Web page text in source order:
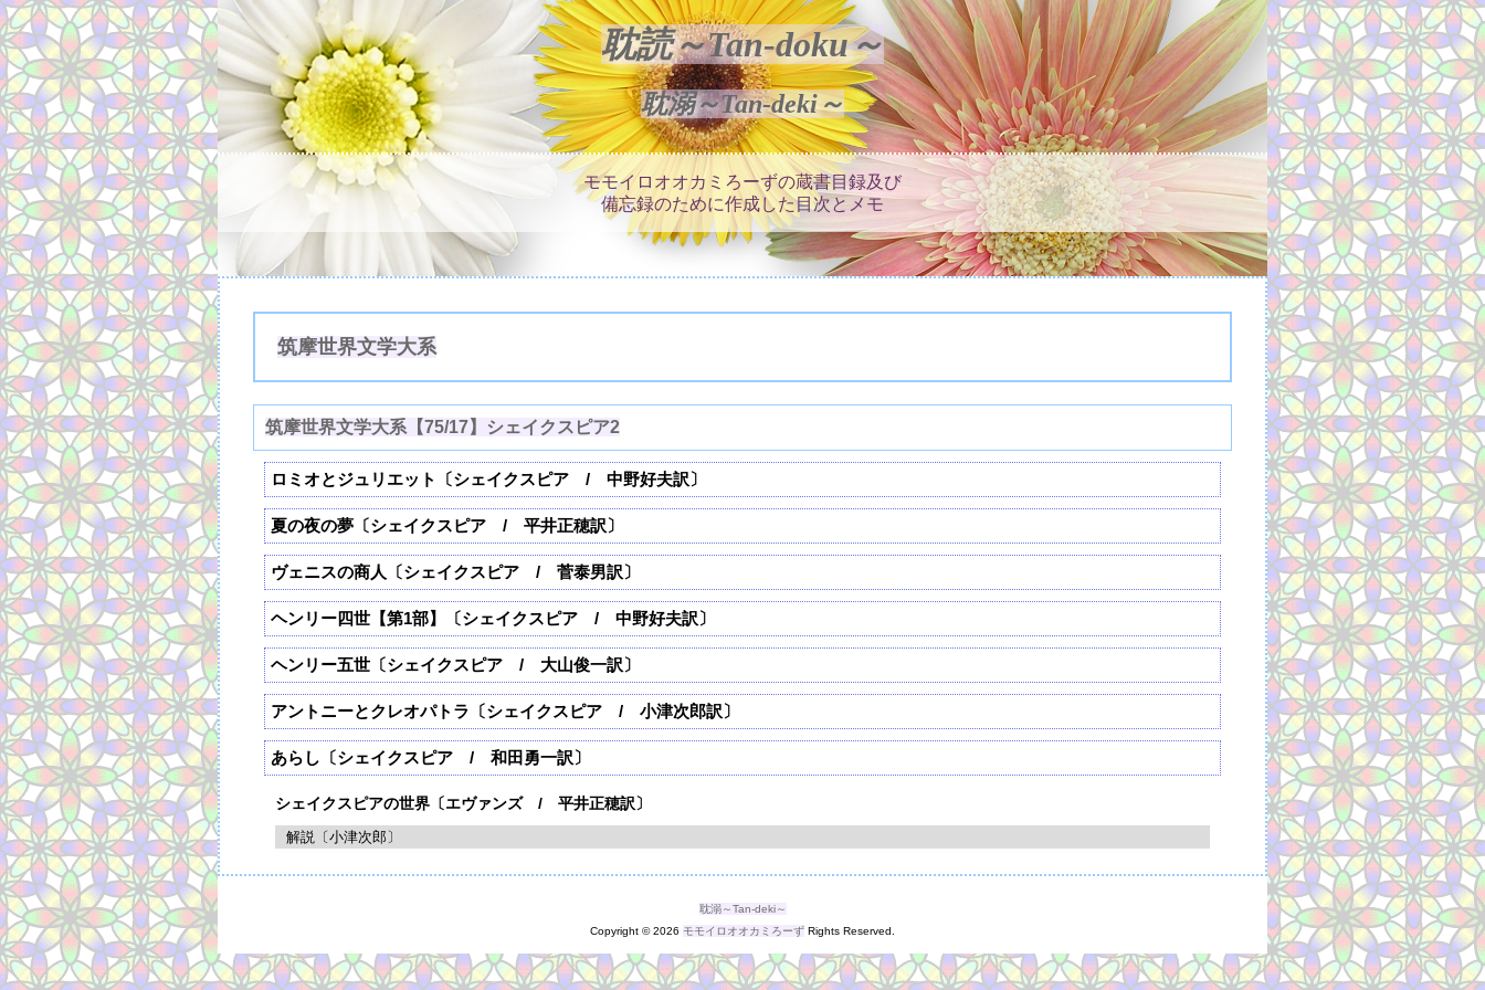
耽読～Tan-doku～
耽溺～Tan-deki～
モモイロオオカミろーずの蔵書目録及び
備忘録のために作成した目次とメモ
筑摩世界文学大系
筑摩世界文学大系【75/17】シェイクスピア2
ロミオとジュリエット〔シェイクスピア / 中野好夫訳〕
夏の夜の夢〔シェイクスピア / 平井正穂訳〕
ヴェニスの商人〔シェイクスピア / 菅泰男訳〕
ヘンリー四世【第1部】〔シェイクスピア / 中野好夫訳〕
ヘンリー五世〔シェイクスピア / 大山俊一訳〕
アントニーとクレオパトラ〔シェイクスピア / 小津次郎訳〕
あらし〔シェイクスピア / 和田勇一訳〕
シェイクスピアの世界〔エヴァンズ / 平井正穂訳〕
解説〔小津次郎〕
耽溺～Tan-deki～
Copyright © 2026 モモイロオオカミろーず Rights Reserved.